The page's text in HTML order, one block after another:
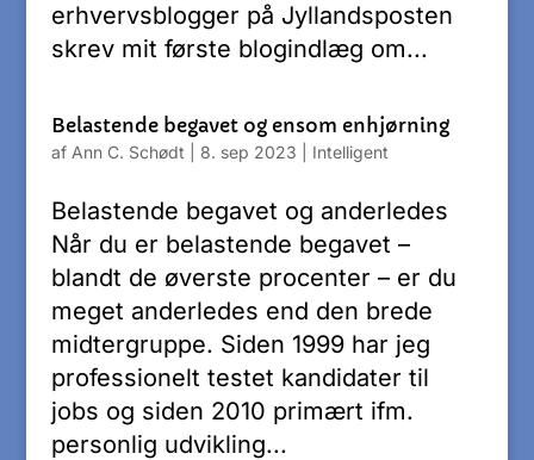
erhvervsblogger på Jyllandsposten
skrev mit første blogindlæg om...
Belastende begavet og ensom enhjørning
af Ann C. Schødt 8. sep 2023 Intelligent
Belastende begavet og anderledes
Når du er belastende begavet –
blandt de øverste procenter – er du
meget anderledes end den brede
midtergruppe. Siden 1999 har jeg
professionelt testet kandidater til
jobs og siden 2010 primært ifm.
personlig udvikling...